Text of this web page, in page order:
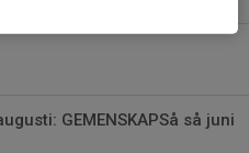
GEMENSKAPSå så juni